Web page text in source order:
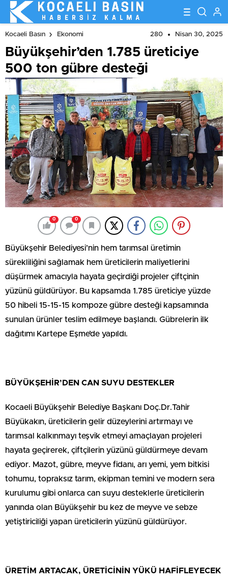
Kocaeli Basın Ekonomi 280 Nisan 30, 2025
Büyükşehir’den 1.785 üreticiye
500 ton gübre desteği
0 0
Büyükşehir Belediyesi’nin hem tarımsal üretimin
sürekliliğini sağlamak hem üreticilerin maliyetlerini
düşürmek amacıyla hayata geçirdiği projeler çiftçinin
yüzünü güldürüyor. Bu kapsamda 1.785 üreticiye yüzde
50 hibeli 15-15-15 kompoze gübre desteği kapsamında
sunulan ürünler teslim edilmeye başlandı. Gübrelerin ilk
dağıtımı Kartepe Eşme’de yapıldı.
BÜYÜKŞEHİR’DEN CAN SUYU DESTEKLER
Kocaeli Büyükşehir Belediye Başkanı Doç.Dr.Tahir
Büyükakın, üreticilerin gelir düzeylerini artırmayı ve
tarımsal kalkınmayı teşvik etmeyi amaçlayan projeleri
hayata geçirerek, çiftçilerin yüzünü güldürmeye devam
ediyor. Mazot, gübre, meyve fidanı, arı yemi, yem bitkisi
tohumu, topraksız tarım, ekipman temini ve modern sera
kurulumu gibi onlarca can suyu desteklerle üreticilerin
yanında olan Büyükşehir bu kez de meyve ve sebze
yetiştiriciliği yapan üreticilerin yüzünü güldürüyor.
ÜRETİM ARTACAK, ÜRETİCİNİN YÜKÜ HAFİFLEYECEK